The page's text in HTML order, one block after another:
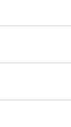
外公開。合併
被投資公司有
主導，未過半
產負債表把它